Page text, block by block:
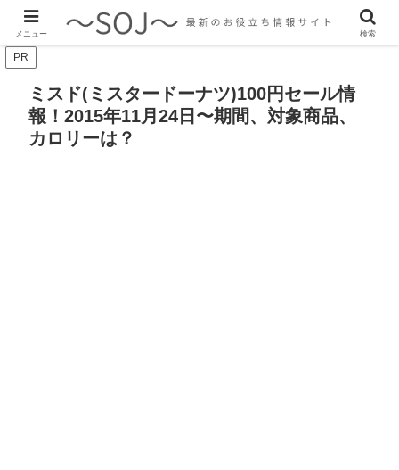
最新のトレンド情報、生活に役立つ情報をご紹介します
PR
ミスド(ミスタードーナツ)100円セール情
報！2015年11月24日〜期間、対象商品、
カロリーは？
メニュー 検索